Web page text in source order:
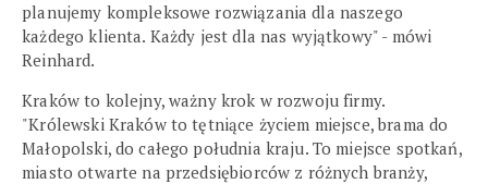
planujemy kompleksowe rozwiązania dla naszego
każdego klienta. Każdy jest dla nas wyjątkowy" - mówi
Reinhard.
Kraków to kolejny, ważny krok w rozwoju firmy.
"Królewski Kraków to tętniące życiem miejsce, brama do
Małopolski, do całego południa kraju. To miejsce spotkań,
miasto otwarte na przedsiębiorców z różnych branży,